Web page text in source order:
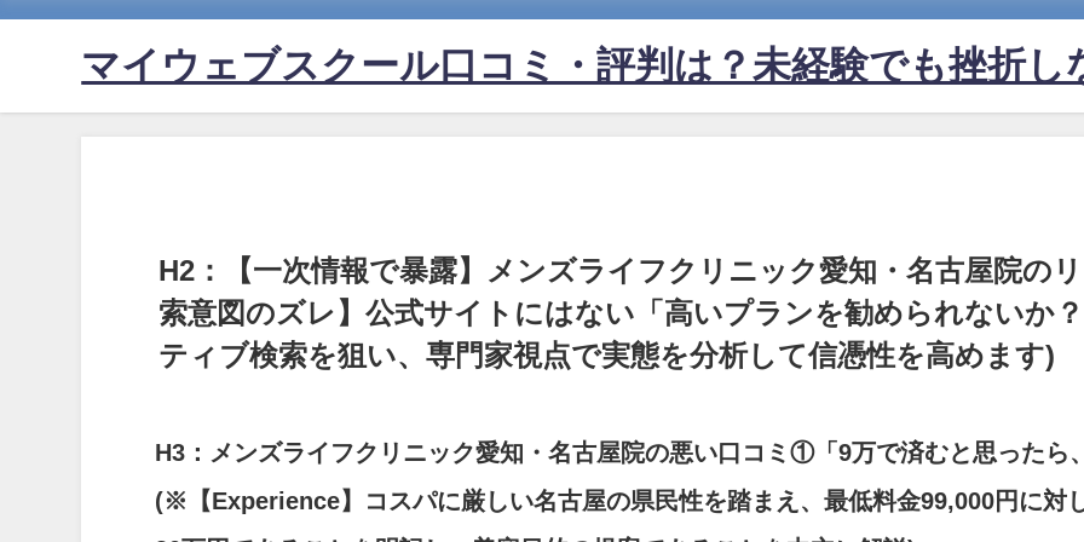
マイウェブスクール口コミ・評判は？未経験でも挫折し
H2：【一次情報で暴露】メンズライフクリニック愛知・名古屋院の
索意図のズレ】公式サイトにはない「高いプランを勧められないか
ティブ検索を狙い、専門家視点で実態を分析して信憑性を高めます)
H3：メンズライフクリニック愛知・名古屋院の悪い口コミ①「9万で済むと思ったら
(※【Experience】コスパに厳しい名古屋の県民性を踏まえ、最低料金99,000円に対